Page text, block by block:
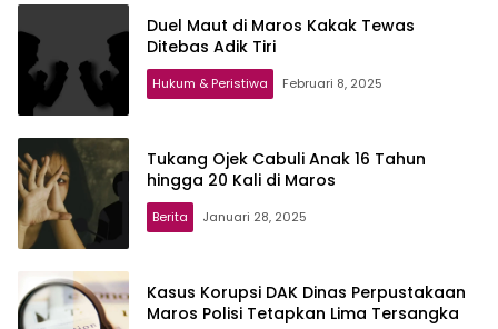
Duel Maut di Maros Kakak Tewas
Ditebas Adik Tiri
Hukum & Peristiwa Februari 8, 2025
Tukang Ojek Cabuli Anak 16 Tahun
hingga 20 Kali di Maros
Berita Januari 28, 2025
Kasus Korupsi DAK Dinas Perpustakaan
Maros Polisi Tetapkan Lima Tersangka